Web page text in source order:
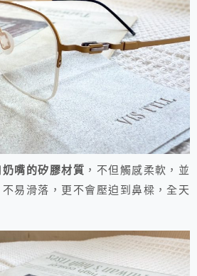
嘴的矽膠材質 ，不但觸感柔軟，並
易滑落，更不會壓迫到鼻樑，全天